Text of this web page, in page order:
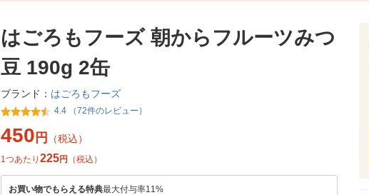
はごろもフーズ 朝からフルーツみつ
豆 190g 2缶
ブランド： はごろもフーズ
4.4 （72件のレビュー）
450 円 （税込）
1つあたり 225円 （税込）
お買い物でもらえる特典最大付与率11%